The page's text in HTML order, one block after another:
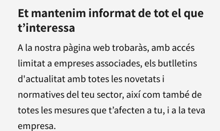
Et mantenim informat de tot el que
t’interessa
A la nostra pàgina web trobaràs, amb accés
limitat a empreses associades, els butlletins
d'actualitat amb totes les novetats i
normatives del teu sector, així com també de
totes les mesures que t’afecten a tu, i a la teva
empresa.